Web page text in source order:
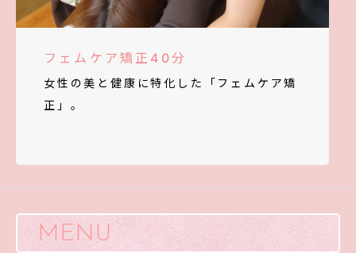
フェムケア矯正40分
女性の美と健康に特化した「フェムケア矯
正」。
MENU